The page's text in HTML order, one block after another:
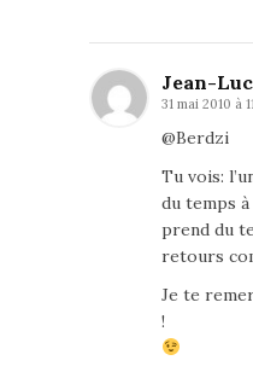
Jean-
31 mai 2010 à
@Berdzi
Tu vois:
du temps
prend du
retours
Je te
!